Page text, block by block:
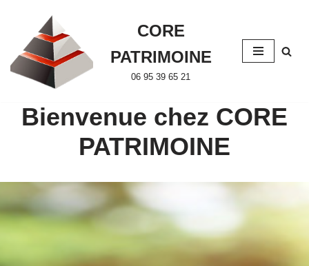
au
contenu
CORE
PATRIMOINE
06 95 39 65 21
Bienvenue chez CORE
PATRIMOINE